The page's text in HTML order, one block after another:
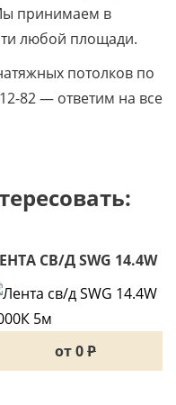
принимаем в
любой площади.
потолков по
82 — ответим на все
СВ/Д SWG 14.4W
5М
от 0P